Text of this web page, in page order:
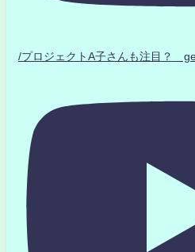
/プロジェクトA子さんも注目？